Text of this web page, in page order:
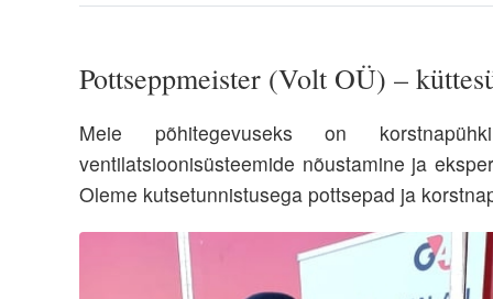
Pottseppmeister (Volt OÜ) –
Meie põhitegevuseks on
ventilatsioonisüsteemide nõustamine ja
Oleme kutsetunnistusega pottsepad ja